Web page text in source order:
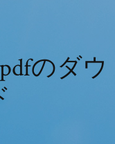
のダウ